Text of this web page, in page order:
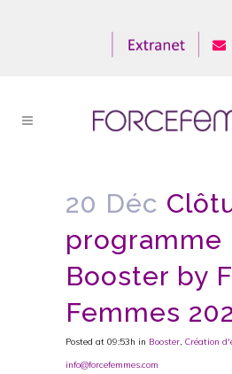
20 Déc
programme
Booster by
Femmes
Posted at 09:53h in Booster, Création
info@forcefemmes.com